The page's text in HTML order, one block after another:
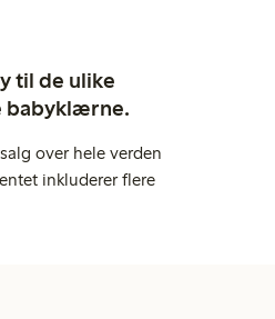
til de ulike
babyklærne.
over hele verden
inkluderer flere